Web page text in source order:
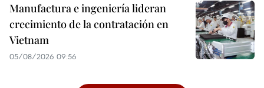
Manufactura e ingeniería lideran
crecimiento de la contratación en
Vietnam
05/08/2026 09:56